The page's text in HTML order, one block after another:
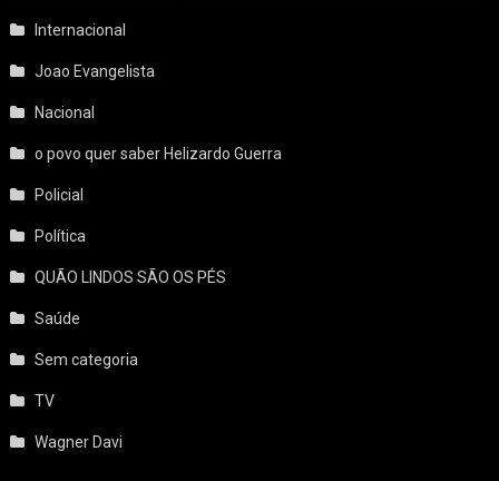
Internacional
Joao Evangelista
Nacional
o povo quer saber Helizardo Guerra
Policial
Política
QUÃO LINDOS SÃO OS PÉS
Saúde
Sem categoria
TV
Wagner Davi